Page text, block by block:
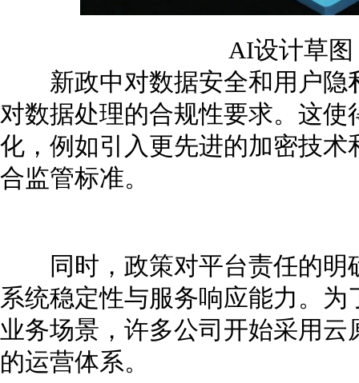
AI设计草
新政中对数据安全和用户隐
对数据处理的合规性要求。这
化，例如引入更先进的加密技
合监管标准。
同时，政策对平台责任的明
系统稳定性与服务响应能力。
业务场景，许多公司开始采用
的运营体系。